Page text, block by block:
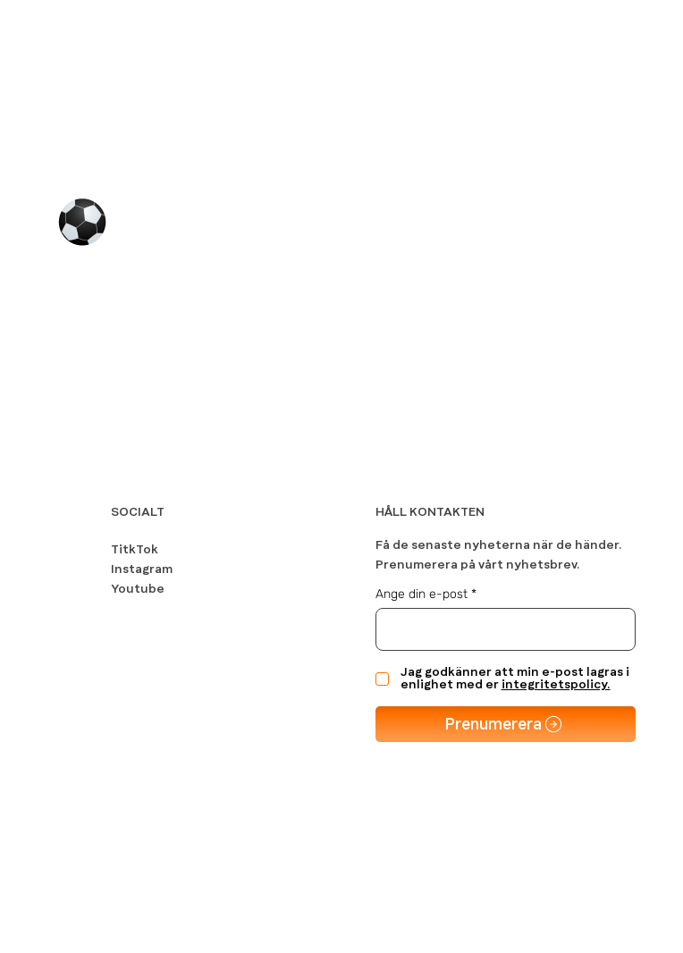
SOCIALT
TitkTok
Instagram
Youtube
HÅLL KONTAKTEN
Få de senaste nyheterna när de händer.
Prenumerera på vårt nyhetsbrev.
Ange din e-post
Jag godkänner att min e-post lagras i
enlighet med er integritetspolicy.
Prenumerera